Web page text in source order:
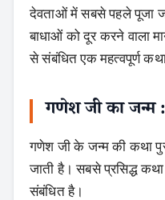
देवताओं में सबसे पहले पूजा
बाधाओं को दूर करने वाला
से संबंधित एक महत्वपूर्ण
गणेश जी का जन्म
गणेश जी के जन्म की कथा
जाती है। सबसे प्रसिद्ध कथा
संबंधित है।